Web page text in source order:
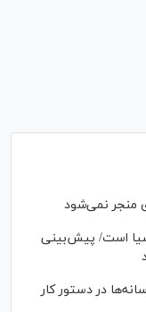
منجر نمی‌شود
است/ پیش‌بینی
در دستور کار